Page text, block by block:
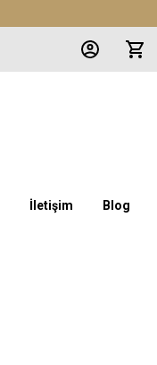
İletişim Blog